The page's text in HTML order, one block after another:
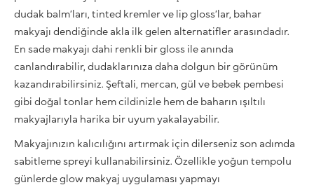
dudak balm’ları, tinted kremler ve lip gloss’lar, bahar
makyajı dendiğinde akla ilk gelen alternatifler arasındadır.
En sade makyajı dahi renkli bir gloss ile anında
canlandırabilir, dudaklarınıza daha dolgun bir görünüm
kazandırabilirsiniz. Şeftali, mercan, gül ve bebek pembesi
gibi doğal tonlar hem cildinizle hem de baharın ışıltılı
makyajlarıyla harika bir uyum yakalayabilir.
Makyajınızın kalıcılığını artırmak için dilerseniz son adımda
sabitleme spreyi kullanabilirsiniz. Özellikle yoğun tempolu
günlerde glow makyaj uygulaması yapmayı